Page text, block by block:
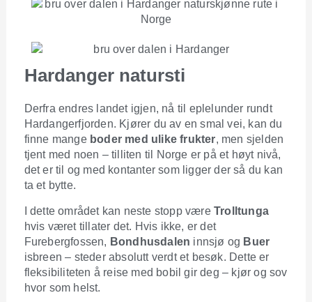
Hardanger natursti
Derfra endres landet igjen, nå til eplelunder rundt
Hardangerfjorden. Kjører du av en smal vei, kan du
finne mange boder med ulike frukter, men sjelden
tjent med noen – tilliten til Norge er på et høyt nivå,
det er til og med kontanter som ligger der så du kan
ta et bytte.
I dette området kan neste stopp væreTrolltunga
hvis været tillater det. Hvis ikke, er det
Furebergfossen, Bondhusdalen innsjø og Buer
isbreen – steder absolutt verdt et besøk. Dette er
fleksibiliteten å reise med bobil gir deg – kjør og sov
hvor som helst.